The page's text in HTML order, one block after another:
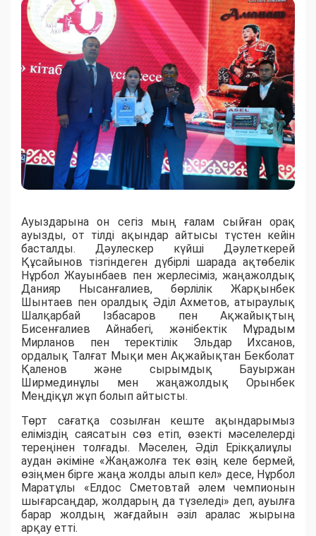
Ауыздарына он сегіз мың ғалам сыйған орақ
ауызды, от тілді ақындар айтысы түстен кейін
басталды. Дәулескер күйші Дәулеткерей
Құсайынов тізгіндеген дүбірлі шарада ақтөбелік
Нұрбол Жауынбаев пен жерлесіміз, жаңажолдық
Данияр Нысанғалиев, бөрлілік Жарқынбек
Шынтаев пен оралдық Әділ Ахметов, атыраулық
Шалқарбай Ізбасаров пен Ақжайықтың
Бисенғалиев Айнабегі, жәнібектік Мұрадым
Мирланов пен теректілік Эльдар Ихсанов,
ордалық Талғат Мықи мен Ақжайықтан Бекболат
Қаленов және сырымдық Бауыржан
Ширмединұлы мен жаңажолдық Орынбек
Меңдіқұл жұп болып айтысты.
Төрт сағатқа созылған кеште ақындарымыз
еліміздің саясатын сөз етіп, өзекті мәселелерді
тереңінен толғады. Мәселен, Әділ Ерікқалиұлы
аудан әкіміне «Жаңажолға тек өзің келе бермей,
өзіңмен бірге жаңа жолды алып кел» десе, Нұрбол
Маратұлы «Елдос Сметовтай әлем чемпионын
шығарсаңдар, жолдарың да түзеледі» деп, ауылға
барар жолдың жағдайын әзіл аралас жырына
арқау етті.